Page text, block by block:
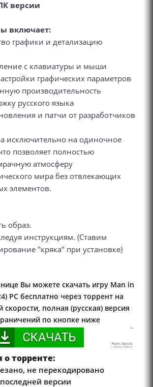
версии
включает:
графики и детализацию
с клавиатуры и мыши
графических параметров
производительность
русского языка
и патчи от разработчиков
исключительно на одиночное
позволяет полностью
атмосферу
мира без отвлекающих
элементов.
образ.
инструкциям. (Ставим
"кряка" при установке)
Вы можете скачать игру Man in
PC бесплатно через торрент на
полная (русская) версия
по кнопке ниже
торренте:
не перекодировано
версии